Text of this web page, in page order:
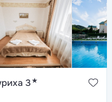
3★